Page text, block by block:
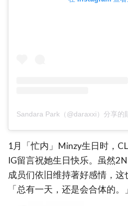
Sandara Park（@daraxxi）分享的
1月「忙内」Minzy生日时，
IG留言祝她生日快乐。虽然
成员们依旧维持著好感情，这
「总有一天，还是会合体的。」